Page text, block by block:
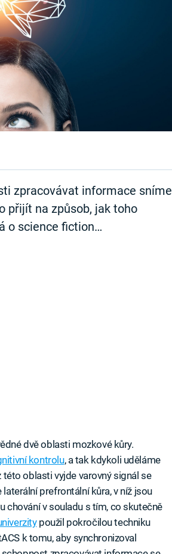
zpracovávat informace sníme
přijít na způsob, jak toho
o science fiction…
dvě oblasti mozkové kůry.
kontrolu, a tak kdykoli uděláme
této oblasti vyjde varovný signál se
prefrontální kůra, v níž jsou
chování v souladu s tím, co skutečně
použil pokročilou techniku
k tomu, aby synchronizoval